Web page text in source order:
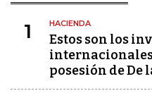
1 HACIENDA
Estos son los
posesión de De